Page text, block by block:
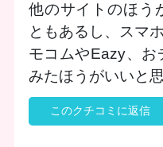
他のサイトのほう
ともあるし、スマ
モコムやEazy、お
みたほうがいいと
このクチコミに返信